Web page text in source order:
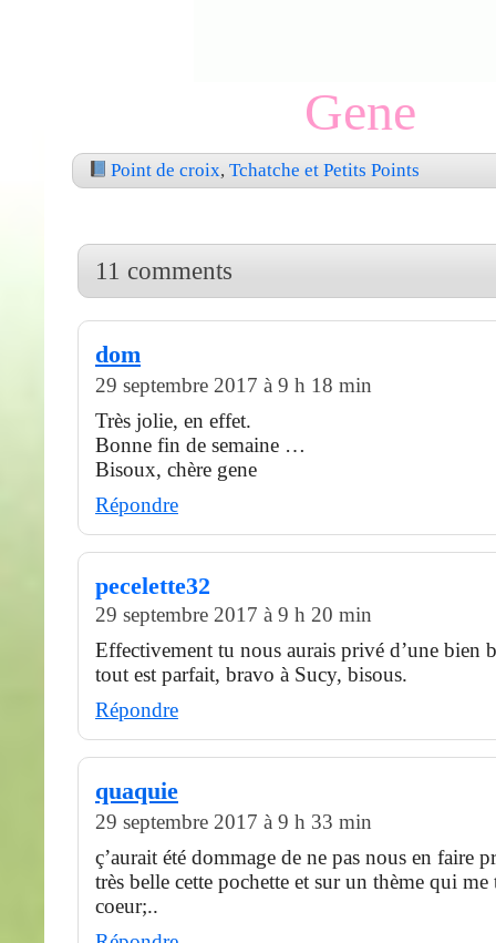
Gene
Point de croix, Tchatche et Petits Points
11 comments
dom
29 septembre 2017 à 9 h 18 min
Très jolie, en effet.
Bonne fin de semaine …
Bisoux, chère gene
Répondre
pecelette32
29 septembre 2017 à 9 h 20 min
Effectivement tu nous aurais privé d’une bien
tout est parfait, bravo à Sucy, bisous.
Répondre
quaquie
29 septembre 2017 à 9 h 33 min
ç’aurait été dommage de ne pas nous en faire
très belle cette pochette et sur un thème qui
coeur;..